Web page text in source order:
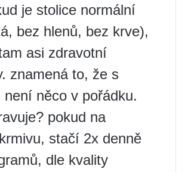
je stolice normální
bez hlenů, bez krve),
asi zdravotní
znamená to, že s
není něco v pořádku.
pokud na
stačí 2x denně
dle kvality